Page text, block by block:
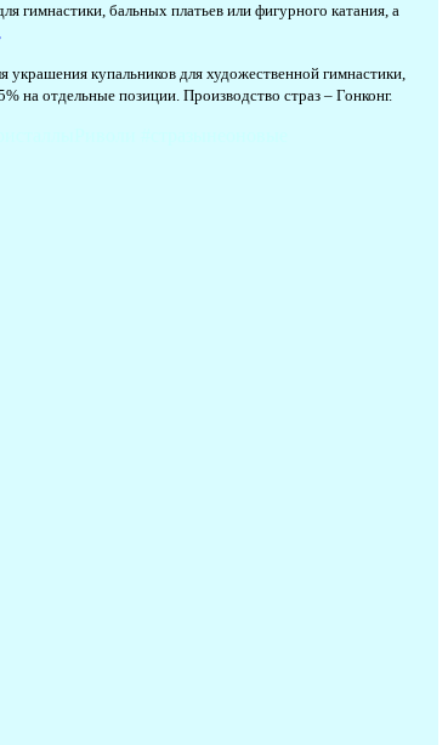
гимнастики, бальных платьев или фигурного катания, а
купальников для художественной гимнастики,
на отдельные позиции. Производство страз – Гонконг.